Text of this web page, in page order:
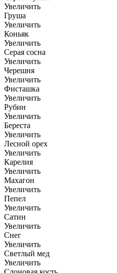
Увеличить
Груша
Увеличить
Коньяк
Увеличить
Серая сосна
Увеличить
Черешня
Увеличить
Фисташка
Увеличить
Рубин
Увеличить
Береста
Увеличить
Лесной орех
Увеличить
Карелия
Увеличить
Махагон
Увеличить
Пепел
Увеличить
Сатин
Увеличить
Снег
Увеличить
Светлый мед
Увеличить